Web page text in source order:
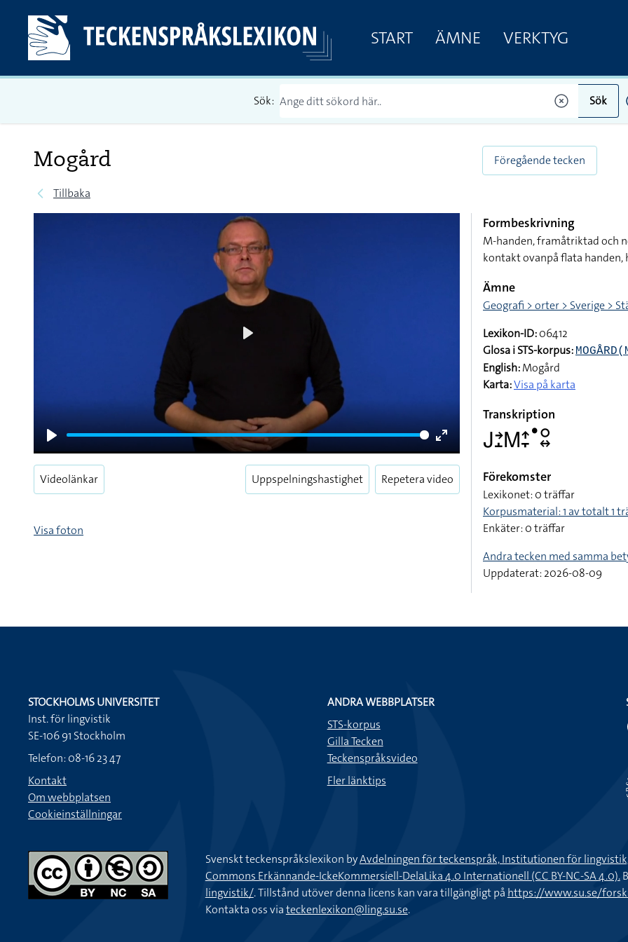
START ÄMNE VERKTYG
Sök: Sök
Mogård
Tillbaka
Föregående tecken
Play
Enter
fullscreen
Videolänkar Uppspelningshastighet Repetera video
Visa foton
Formbeskrivning
M-handen, framåtriktad och
kontakt ovanpå flata
Ämne
Geografi > orter > Sverige >
Lexikon-ID:06412
Glosa i STS-korpus:
English:Mogård
Karta:Visa på karta
Transkription
􌤢􌥔􌤸􌤿􌤴􌥙􌤟􌥰􌦉
Förekomster
Lexikonet: 0 träffar
Korpusmaterial: 1 av totalt 1
Enkäter: 0 träffar
Andra tecken med samma
Uppdaterat: 2026-08-09
STOCKHOLMS UNIVERSITET
Inst. för lingvistik
SE-106 91 Stockholm
Telefon: 08-16 23 47
Kontakt
Om webbplatsen
Cookieinställningar
ANDRA WEBBPLATSER
STS-korpus
Gilla Tecken
Teckenspråksvideo
Fler länktips
Svenskt teckenspråkslexikon byAvdelningen för teckenspråk, Institutionen för
Commons Erkännande-IckeKommersiell-DelaLika 4.0 Internationell (CC BY-NC-SA 4.0).
lingvistik/. Tillstånd utöver denna licens kan vara tillgängligt på https://www.su.se/
Kontakta oss viateckenlexikon@ling.su.se.